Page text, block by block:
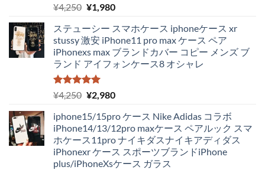
5段階中
5.00
の評価
¥4,250 元
価
格
は
¥4,250
で
し
¥1,980現
の
価
格
は
で
ステューシー スマホケース iphoneケース xr
stussy 激安 iPhone11 pro max ケース ペア
iPhonexs max ブランドカバー コピー メンズ ブ
ランド アイフォンケース8 オシャレ
5段階中
5.00
の評価
¥4,250 元
価
格
は
¥4,250
¥2,980現
の
価
格
は
iphone15/15pro ケース Nike Adidas コラボ
iPhone14/13/12pro maxケース ペアルック スマ
ホケース11pro ナイキダスナイキアディダス
iPhonexr ケース スポーツブランドiPhone
plus/iPhoneXsケース ガラス